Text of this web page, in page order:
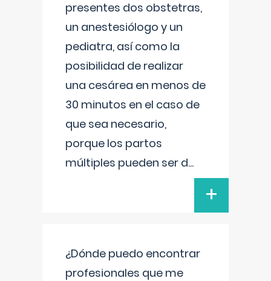
presentes dos obstetras,
un anestesiólogo y un
pediatra, así como la
posibilidad de realizar
una cesárea en menos de
30 minutos en el caso de
que sea necesario,
porque los partos
múltiples pueden ser d...
+
¿Dónde puedo encontrar
profesionales que me